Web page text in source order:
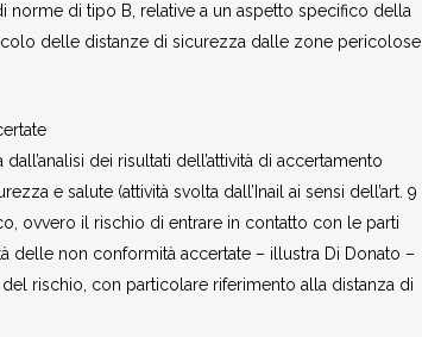
norme di tipo B, relative a un aspetto specifico della
delle distanze di sicurezza dalle zone pericolose
dei risultati dell’attività di accertamento
e salute (attività svolta dall’Inail ai sensi dell’art. 9
ovvero il rischio di entrare in contatto con le parti
delle non conformità accertate – illustra Di Donato –
rischio, con particolare riferimento alla distanza di